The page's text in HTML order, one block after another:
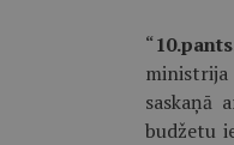
“
ministrija
saskaņā
budžetu